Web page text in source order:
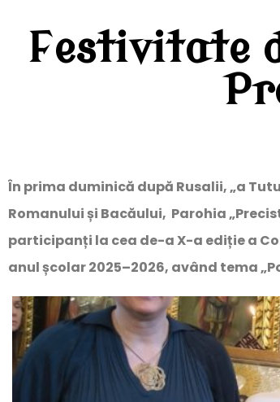
Festivitate
În prima duminică după Rusalii, „a
Romanului și Bacăului, Parohia
participanți la cea de-a X-a ediție a
anul școlar 2025–2026, având tema